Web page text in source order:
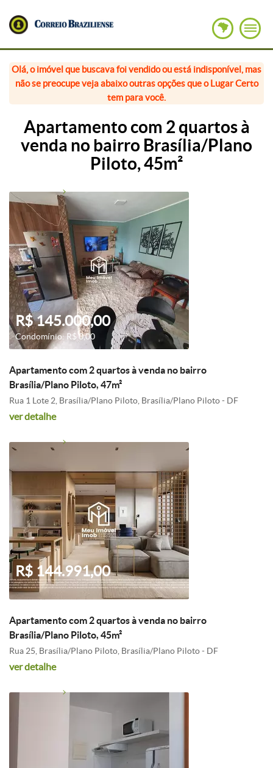
Olá, o imóvel que buscava foi vendido ou está indisponível, mas
não se preocupe veja abaixo outras opções que o Lugar Certo
tem para você.
Apartamento com 2 quartos à
venda no bairro Brasília/Plano
Piloto, 45m²
R$ 145.000,00
Condomínio: R$ 0,00
Apartamento com 2 quartos à venda no bairro
Brasília/Plano Piloto, 47m²
Rua 1 Lote 2, Brasília/Plano Piloto, Brasília/Plano Piloto - DF
ver detalhe
R$ 144.991,00
Apartamento com 2 quartos à venda no bairro
Brasília/Plano Piloto, 45m²
Rua 25, Brasília/Plano Piloto, Brasília/Plano Piloto - DF
ver detalhe